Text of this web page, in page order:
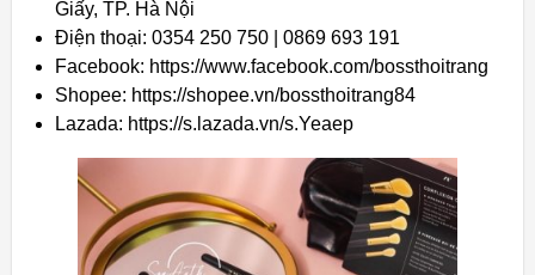
Giấy, TP. Hà Nội
Điện thoại: 0354 250 750 | 0869 693 191
Facebook: https://www.facebook.com/bossthoitrang
Shopee: https://shopee.vn/bossthoitrang84
Lazada: https://s.lazada.vn/s.Yeaep